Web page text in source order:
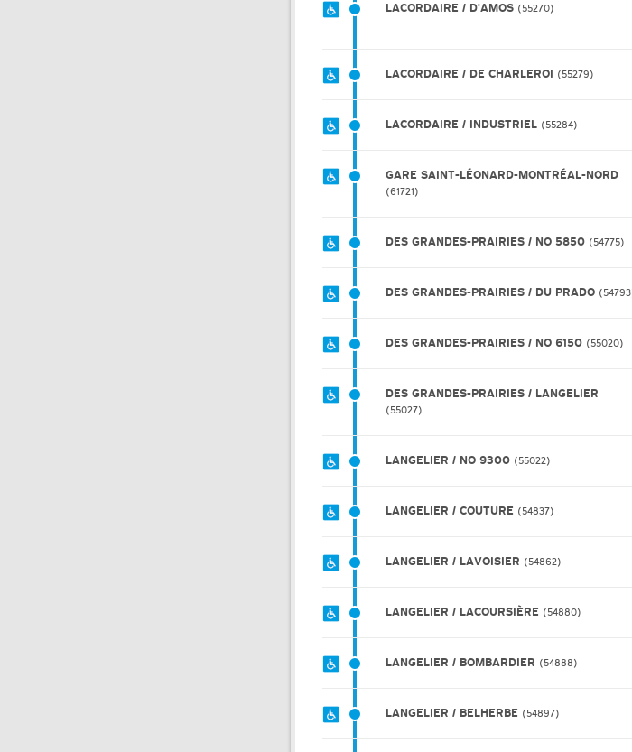
LACORDAIRE / D'AMOS 55270
LACORDAIRE / DE CHARLEROI 55279
LACORDAIRE / INDUSTRIEL 55284
GARE SAINT-LÉONARD-MONTRÉAL-NORD
61721
DES GRANDES-PRAIRIES / NO 5850 54775
DES GRANDES-PRAIRIES / DU PRADO 54793
DES GRANDES-PRAIRIES / NO 6150 55020
DES GRANDES-PRAIRIES / LANGELIER
55027
LANGELIER / NO 9300 55022
LANGELIER / COUTURE 54837
LANGELIER / LAVOISIER 54862
LANGELIER / LACOURSIÈRE 54880
LANGELIER / BOMBARDIER 54888
LANGELIER / BELHERBE 54897